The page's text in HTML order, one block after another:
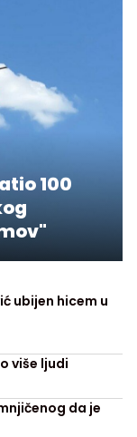
100
ubijen hicem u
više ljudi
da je